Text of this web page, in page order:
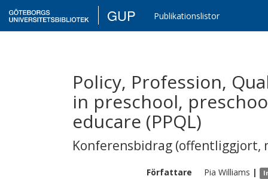
GUP Publikationslistor
Policy, Profession,
in preschool,
educare (PPQL)
Konferensbidrag (offentliggjort,
Författare Pia Williams |